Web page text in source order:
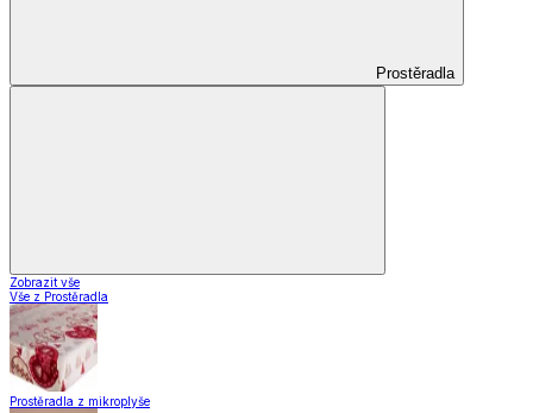
Prostěradla
Zobrazit vše
Vše z Prostěradla
Prostěradla z mikroplyše